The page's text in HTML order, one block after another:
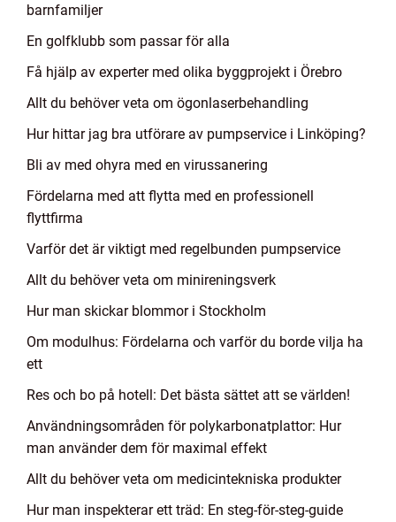
barnfamiljer
En golfklubb som passar för alla
Få hjälp av experter med olika byggprojekt i Örebro
Allt du behöver veta om ögonlaserbehandling
Hur hittar jag bra utförare av pumpservice i Linköping?
Bli av med ohyra med en virussanering
Fördelarna med att flytta med en professionell
flyttfirma
Varför det är viktigt med regelbunden pumpservice
Allt du behöver veta om minireningsverk
Hur man skickar blommor i Stockholm
Om modulhus: Fördelarna och varför du borde vilja ha
ett
Res och bo på hotell: Det bästa sättet att se världen!
Användningsområden för polykarbonatplattor: Hur
man använder dem för maximal effekt
Allt du behöver veta om medicintekniska produkter
Hur man inspekterar ett träd: En steg-för-steg-guide